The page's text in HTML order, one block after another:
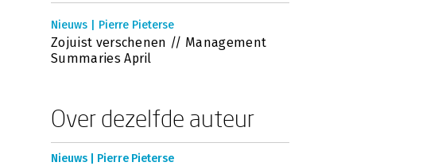
Nieuws | Pierre Pieterse
Zojuist verschenen // Management
Summaries April
Over dezelfde auteur
Nieuws | Pierre Pieterse